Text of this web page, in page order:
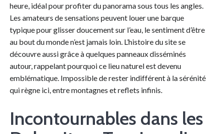
heure, idéal pour profiter du panorama sous tous les angles.
Les amateurs de sensations peuvent louer une barque
typique pour glisser doucement sur l’eau, le sentiment d’être
au bout du monde n’est jamais loin. L’histoire du site se
découvre aussi grâce à quelques panneaux disséminés
autour, rappelant pourquoi ce lieu naturel est devenu
emblématique. Impossible de rester indifférent à la sérénité
qui règne ici, entre montagnes et reflets infinis.
Incontournables dans les